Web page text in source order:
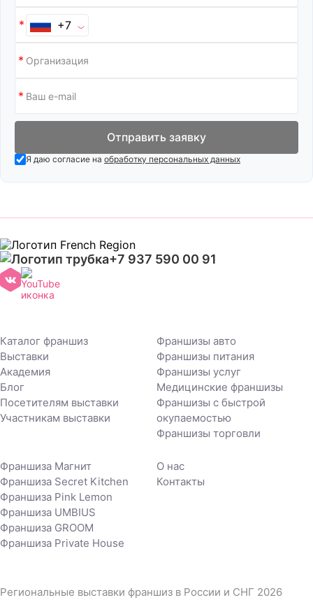
Канцелярские товары
Квесты
Квизы
Кожаные изделия
Компьютерные клубы
Кофейня
самообслуживания
Ломбарды
Магазины крепежа
Маникюр
Медицинские
Медицинский центр
Ментальная
арифметика
Микрозаймы, кредиты
Мобильные приложения
Модельное агентство
Мясо
волос
+7
Отправить заявку
Я даю согласие на обработку персональных данных
+7 937 590 00 91
Каталог франшиз
Выставки
Академия
Блог
Посетителям выставки
Участникам выставки
Франшизы авто
Франшизы питания
Франшизы услуг
Медицинские франшизы
Франшизы с быстрой
окупаемостью
Франшизы торговли
Франшиза Магнит
Франшиза Secret Kitchen
Франшиза Pink Lemon
Франшиза UMBIUS
Франшиза GROOM
Франшиза Private House
О нас
Контакты
Региональные выставки франшиз в России и СНГ 2026